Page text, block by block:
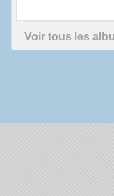
Voir tous les